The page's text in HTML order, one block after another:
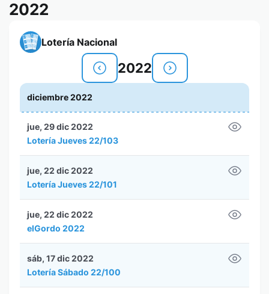
2022
Lotería Nacional
2022
diciembre 2022
Lotería Jueves 22/103
jue, 29 dic 2022
Lotería Jueves 22/101
jue, 22 dic 2022
elGordo 2022
jue, 22 dic 2022
Lotería Sábado 22/100
sáb, 17 dic 2022